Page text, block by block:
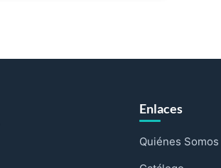
Enlaces
Quiénes Somos